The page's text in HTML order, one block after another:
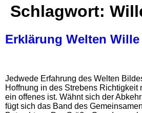
Schlagwort:
Erklärung Welten Wille
Jedwede Erfahrung des Welten
Hoffnung in des Strebens Richtigkeit
ein offenes ist. Wähnt sich der
fügt sich das Band des